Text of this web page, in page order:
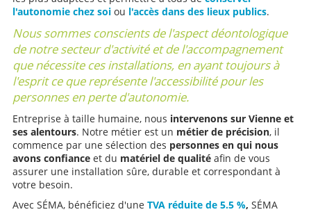
l'autonomie chez soiou l'accès dans des lieux publics.
Nous sommes conscients de l'aspect déontologique
de notre secteur d'activité et de l'accompagnement
que nécessite ces installations, en ayant toujours à
l'esprit ce que représente l'accessibilité pour les
personnes en perte d'autonomie.
Entreprise à taille humaine, nous intervenons sur Vienne et
ses alentours. Notre métier est un métier de précision, il
commence par une sélection des personnes en qui nous
avons confianceet du matériel de qualitéafin de vous
assurer une installation sûre, durable et correspondant à
votre besoin.
Avec SÉMA, bénéficiez d'une TVA réduite de 5.5 %, SÉMA